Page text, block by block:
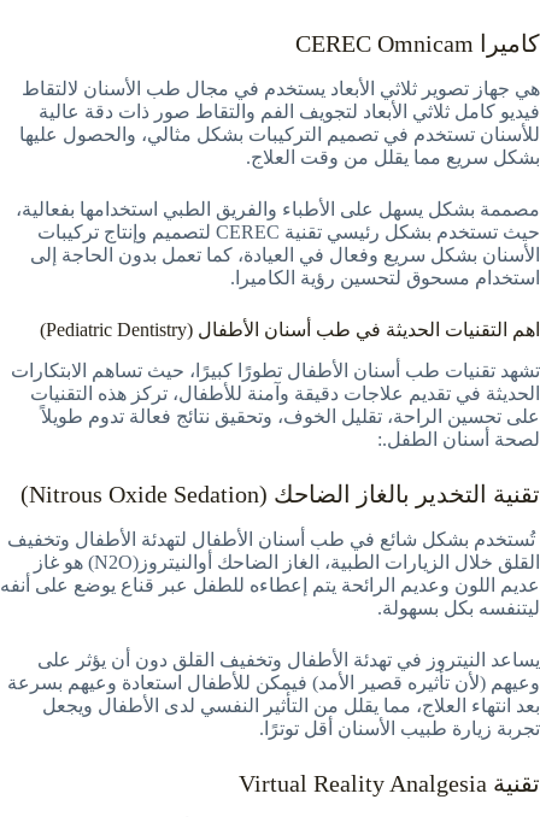
كاميرا CEREC Omnicam
هي جهاز تصوير ثلاثي الأبعاد يستخدم في مجال طب الأسنان لالتقاط
فيديو كامل ثلاثي الأبعاد لتجويف الفم والتقاط صور ذات دقة عالية
للأسنان تستخدم في تصميم التركيبات بشكل مثالي، والحصول عليها
بشكل سريع مما يقلل من وقت العلاج.
مصممة بشكل يسهل على الأطباء والفريق الطبي استخدامها بفعالية،
حيث تستخدم بشكل رئيسي تقنية CEREC لتصميم وإنتاج تركيبات
الأسنان بشكل سريع وفعال في العيادة، كما تعمل بدون الحاجة إلى
استخدام مسحوق لتحسين رؤية الكاميرا.
اهم التقنيات الحديثة في طب أسنان الأطفال (Pediatric Dentistry)
تشهد تقنيات طب أسنان الأطفال تطورًا كبيرًا، حيث تساهم الابتكارات
الحديثة في تقديم علاجات دقيقة وآمنة للأطفال، تركز هذه التقنيات
على تحسين الراحة، تقليل الخوف، وتحقيق نتائج فعالة تدوم طويلاً
لصحة أسنان الطفل.:
تقنية التخدير بالغاز الضاحك (Nitrous Oxide Sedation)
تُستخدم بشكل شائع في طب أسنان الأطفال لتهدئة الأطفال وتخفيف
القلق خلال الزيارات الطبية، الغاز الضاحك أوالنيتروز(N2O) هو غاز
عديم اللون وعديم الرائحة يتم إعطاءه للطفل عبر قناع يوضع على أنفه
ليتنفسه بكل بسهولة.
يساعد النيتروز في تهدئة الأطفال وتخفيف القلق دون أن يؤثر على
وعيهم (لأن تأثيره قصير الأمد) فيمكن للأطفال استعادة وعيهم بسرعة
بعد انتهاء العلاج، مما يقلل من التأثير النفسي لدى الأطفال ويجعل
تجربة زيارة طبيب الأسنان أقل توترًا.
تقنية Virtual Reality Analgesia